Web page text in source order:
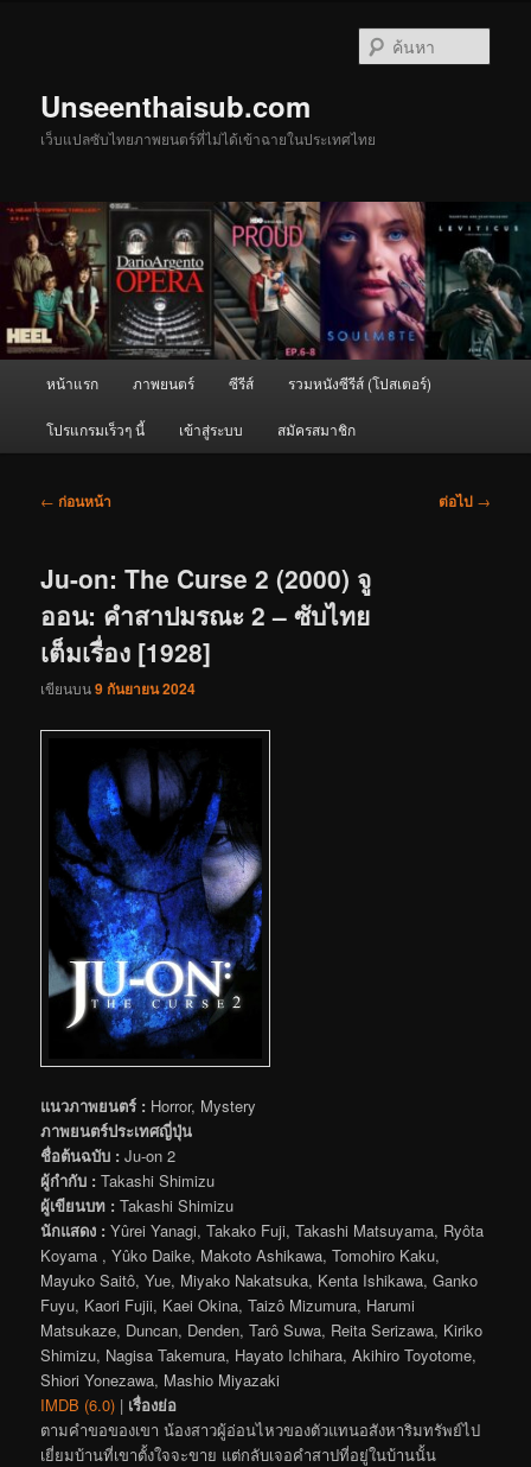
Unseenthaisub.com
เว็บแปลซับไทยภาพยนตร์ที่ไม่ได้เข้าฉายในประเทศไทย
หน้าแรก ภาพยนตร์ ซีรีส์ รวมหนังซีรีส์ (โปสเตอร์)
โปรแกรมเร็วๆ นี้ เข้าสู่ระบบ สมัครสมาชิก
เมนู
← ก่อนหน้า ต่อไป →
Ju-on: The Curse 2 (2000) จู
ออน: คำสาปมรณะ 2 – ซับไทย
เต็มเรื่อง [1928]
เขียนบน9 กันยายน 2024
แนวภาพยนตร์ : Horror, Mystery
ภาพยนตร์ประเทศญี่ปุ่น
ชื่อต้นฉบับ : Ju-on 2
ผู้กำกับ : Takashi Shimizu
ผู้เขียนบท : Takashi Shimizu
นักแสดง : Yûrei Yanagi, Takako Fuji, Takashi Matsuyama, Ryôta
Koyama , Yûko Daike, Makoto Ashikawa, Tomohiro Kaku,
Mayuko Saitô, Yue, Miyako Nakatsuka, Kenta Ishikawa, Ganko
Fuyu, Kaori Fujii, Kaei Okina, Taizô Mizumura, Harumi
Matsukaze, Duncan, Denden, Tarô Suwa, Reita Serizawa, Kiriko
Shimizu, Nagisa Takemura, Hayato Ichihara, Akihiro Toyotome,
Shiori Yonezawa, Mashio Miyazaki
IMDB (6.0) | เรื่องย่อ
ตามคำขอของเขา น้องสาวผู้อ่อนไหวของตัวแทนอสังหาริมทรัพย์ไป
เยี่ยมบ้านที่เขาตั้งใจจะขาย แต่กลับเจอคำสาปที่อยู่ในบ้านนั้น